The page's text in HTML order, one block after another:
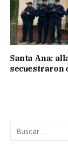
Santa Ana:
secuestraron